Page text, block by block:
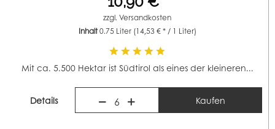
zzgl.Versandkosten
Inhalt0.75 Liter (14,53 € * / 1 Liter)
Mit ca. 5.500 Hektar ist Südtirol als eines der kleineren...
Details 6 Kaufen